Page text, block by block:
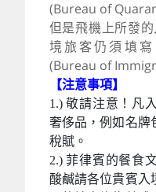
(Bureau of
但是飛機上所發
境旅客仍須填
(Bureau of
【注意事項】
1.) 敬請注意！凡
奢侈品，例如名牌
稅賦。
2.) 菲律賓的餐食
酸鹹請各位貴賓入